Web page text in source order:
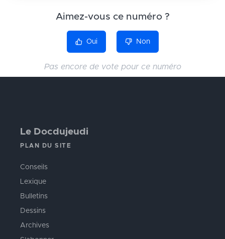
Aimez-vous ce numéro ?
Oui Non
Pas encore de vote pour ce numéro
Le Docdujeudi
PLAN DU SITE
Conseils
Lexique
Bulletins
Dessins
Archives